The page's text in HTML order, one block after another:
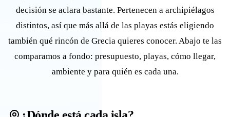
decisión se aclara bastante. Pertenecen a archipiélagos
distintos, así que más allá de las playas estás eligiendo
también qué rincón de Grecia quieres conocer. Abajo te las
comparamos a fondo: presupuesto, playas, cómo llegar,
ambiente y para quién es cada una.